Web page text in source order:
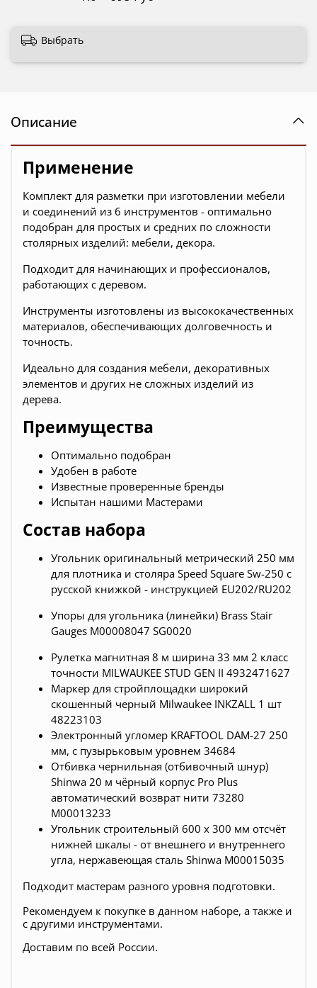
Выбрать
Описание
Применение
Комплект для разметки при изготовлении мебели
и соединений из 6 инструментов - оптимально
подобран для простых и средних по сложности
столярных изделий: мебели, декора.
Подходит для начинающих и профессионалов,
работающих с деревом.
Инструменты изготовлены из высококачественных
материалов, обеспечивающих долговечность и
точность.
Идеально для создания мебели, декоративных
элементов и других не сложных изделий из
дерева.
Преимущества
Оптимально подобран
Удобен в работе
Известные проверенные бренды
Испытан нашими Мастерами
Состав набора
Угольник оригинальный метрический 250 мм
для плотника и столяра Speed Square Sw-250 с
русской книжкой - инструкцией EU202/RU202
Упоры для угольника (линейки) Brass Stair
Gauges М00008047 SG0020
Рулетка магнитная 8 м ширина 33 мм 2 класс
точности MILWAUKEE STUD GEN II 4932471627
Маркер для стройплощадки широкий
скошенный черный Milwaukee INKZALL 1 шт
48223103
Электронный угломер KRAFTOOL DAM-27 250
мм, с пузырьковым уровнем 34684
Отбивка чернильная (отбивочный шнур)
Shinwa 20 м чёрный корпус Pro Plus
автоматический возврат нити 73280
М00013233
Угольник строительный 600 х 300 мм отсчёт
нижней шкалы - от внешнего и внутреннего
угла, нержавеющая сталь Shinwa М00015035
Подходит мастерам разного уровня подготовки.
Рекомендуем к покупке в данном наборе, а также и
с другими инструментами.
Доставим по всей России.